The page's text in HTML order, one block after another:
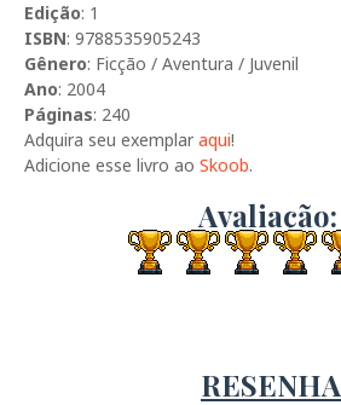
Edição: 1
ISBN: 9788535905243
Gênero: Ficção / Aventura / Juvenil
Ano: 2004
Páginas: 240
Adquira seu exemplar aqui!
Adicione esse livro ao Skoob.
Avaliação:
RESENHA